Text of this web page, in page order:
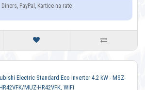
Diners, PayPal, Kartice na rate